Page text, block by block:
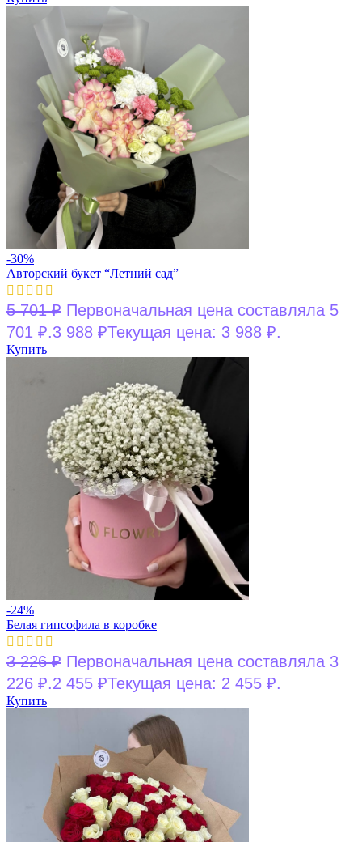
-30%
Авторский букет “Летний сад”
5 701₽ Первоначальная цена составляла 5
701 ₽.3 988 ₽Текущая цена: 3 988 ₽.
Купить
-24%
Белая гипсофила в коробке
3 226₽ Первоначальная цена составляла 3
226 ₽.2 455 ₽Текущая цена: 2 455 ₽.
Купить